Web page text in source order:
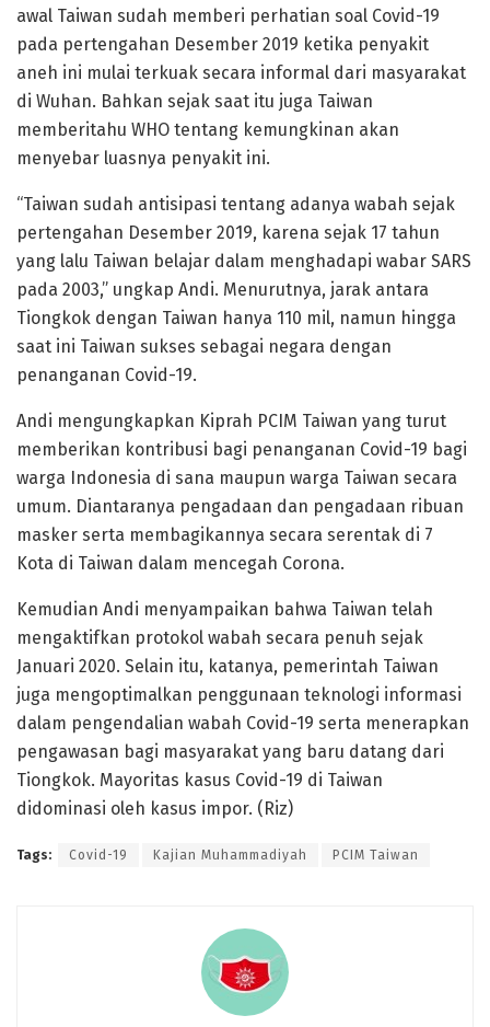
awal Taiwan sudah memberi perhatian soal Covid-19
pada pertengahan Desember 2019 ketika penyakit
aneh ini mulai terkuak secara informal dari masyarakat
di Wuhan. Bahkan sejak saat itu juga Taiwan
memberitahu WHO tentang kemungkinan akan
menyebar luasnya penyakit ini.
“Taiwan sudah antisipasi tentang adanya wabah sejak
pertengahan Desember 2019, karena sejak 17 tahun
yang lalu Taiwan belajar dalam menghadapi wabar SARS
pada 2003,” ungkap Andi. Menurutnya, jarak antara
Tiongkok dengan Taiwan hanya 110 mil, namun hingga
saat ini Taiwan sukses sebagai negara dengan
penanganan Covid-19.
Andi mengungkapkan Kiprah PCIM Taiwan yang turut
memberikan kontribusi bagi penanganan Covid-19 bagi
warga Indonesia di sana maupun warga Taiwan secara
umum. Diantaranya pengadaan dan pengadaan ribuan
masker serta membagikannya secara serentak di 7
Kota di Taiwan dalam mencegah Corona.
Kemudian Andi menyampaikan bahwa Taiwan telah
mengaktifkan protokol wabah secara penuh sejak
Januari 2020. Selain itu, katanya, pemerintah Taiwan
juga mengoptimalkan penggunaan teknologi informasi
dalam pengendalian wabah Covid-19 serta menerapkan
pengawasan bagi masyarakat yang baru datang dari
Tiongkok. Mayoritas kasus Covid-19 di Taiwan
didominasi oleh kasus impor. (Riz)
Tags: Covid-19 Kajian Muhammadiyah PCIM Taiwan